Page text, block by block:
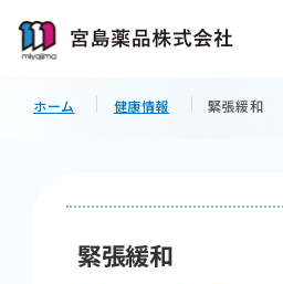
ホーム 健康情報 緊張緩和
緊張緩和